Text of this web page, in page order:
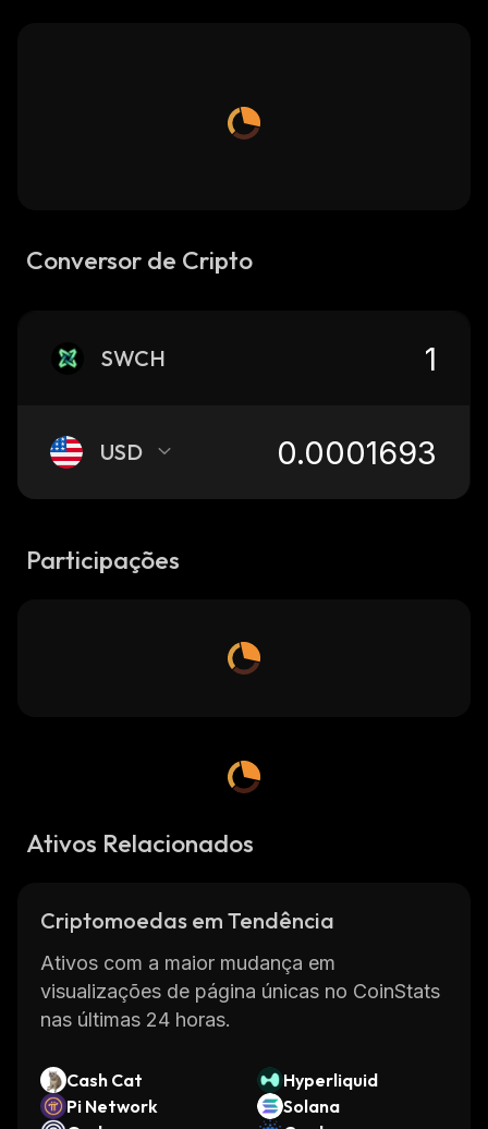
Conversor de Cripto
SWCH
USD
Participações
Ativos Relacionados
Criptomoedas em Tendência
Ativos com a maior mudança em
visualizações de página únicas no CoinStats
nas últimas 24 horas.
Cash Cat
Hyperliquid
Pi Network
Solana